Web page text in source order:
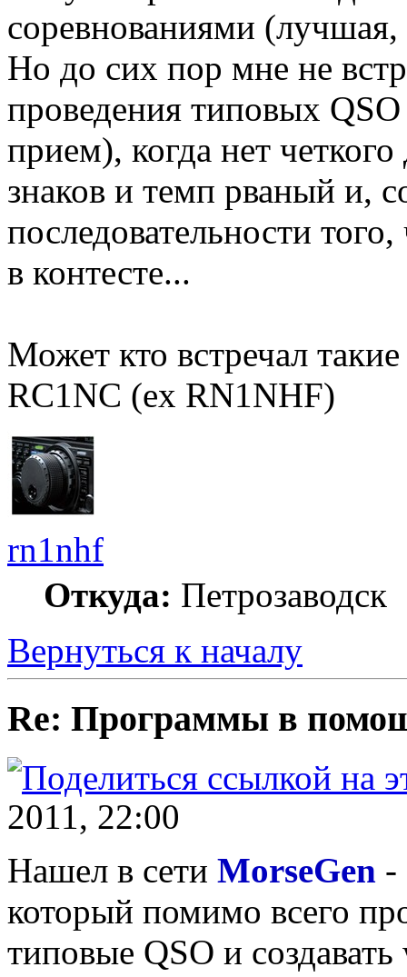
соревнованиями
Но до сих пор мне не
проведения типовых QSO
прием), когда нет
знаков и темп рваный и,
последовательности
в контесте...
Может кто встречал
RC1NC (ex RN1NHF)
rn1nhf
Откуда: Петрозаводск
Вернуться к началу
Re: Программы в
2011, 22:00
Нашел в сети MorseGen -
который помимо всего
типовые QSO и